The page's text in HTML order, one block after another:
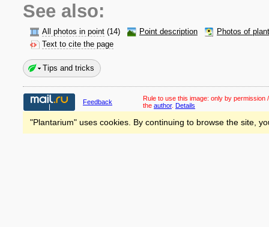
See also:
All photos in point (14) Point description
Photos of
Text to cite the page
Tips and tricks
Feedback Rule to use this image: only by permission
the author. Details
"Plantarium" uses cookies. By continuing to browse the site,